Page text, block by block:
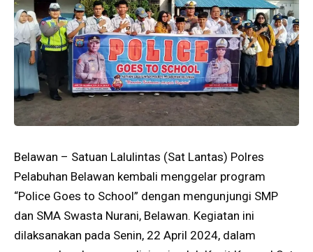
Belawan – Satuan Lalulintas (Sat Lantas) Polres
Pelabuhan Belawan kembali menggelar program
“Police Goes to School” dengan mengunjungi SMP
dan SMA Swasta Nurani, Belawan. Kegiatan ini
dilaksanakan pada Senin, 22 April 2024, dalam